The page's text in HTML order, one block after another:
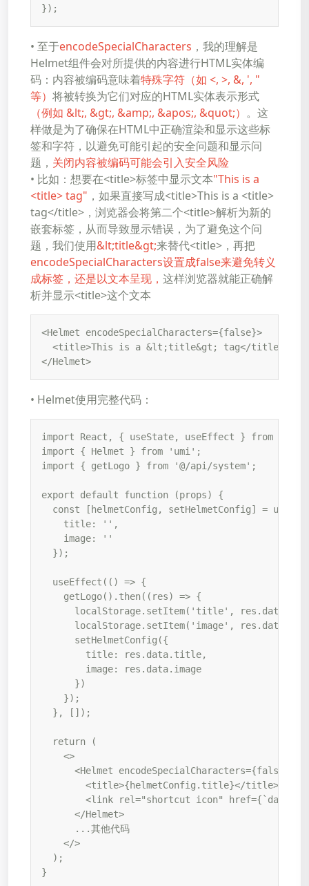
});
• 至于encodeSpecialCharacters ，我的理解是
Helmet组件会对所提供的内容进行HTML实体编
码：内容被编码意味着特殊字符（如 <, >, &, ', "
等） 将被转换为它们对应的HTML实体表示形式
（例如 &lt;, &gt;, &amp;, &apos;, &quot;） 。这
样做是为了确保在HTML中正确渲染和显示这些标
签和字符，以避免可能引起的安全问题和显示问
题， 关闭内容被编码可能会引入安全风险
• 比如：想要在<title>标签中显示文本"This is a
<title> tag" ，如果直接写成<title>This is a <title>
tag</title>，浏览器会将第二个<title>解析为新的
嵌套标签，从而导致显示错误，为了避免这个问
题，我们使用&lt;title&gt;来替代<title>，再把
encodeSpecialCharacters设置成false来避免转义
成标签，还是以文本呈现， 这样浏览器就能正确解
析并显示<title>这个文本
<Helmet encodeSpecialCharacters={false}>
  <title>This is a &lt;title&gt; tag</title>
</Helmet>
• Helmet使用完整代码：
import React, { useState, useEffect } from
import { Helmet } from 'umi';
import { getLogo } from '@/api/system';
export default function (props) {
const [helmetConfig, setHelmetConfig] =
    title: '',
    image: ''
  });
  useEffect(() => {
    getLogo().then((res) => {
localStorage.setItem('title',
localStorage.setItem('image',
      setHelmetConfig({
        title: res.data.title,
        image: res.data.image
      })
    });
  }, []);
  return (
    <>
      <Helmet encodeSpecialCharacters={false}>
        <title>{helmetConfig.title}</title>
<link rel="shortcut icon"
      </Helmet>
      ...其他代码
    </>
  );
}